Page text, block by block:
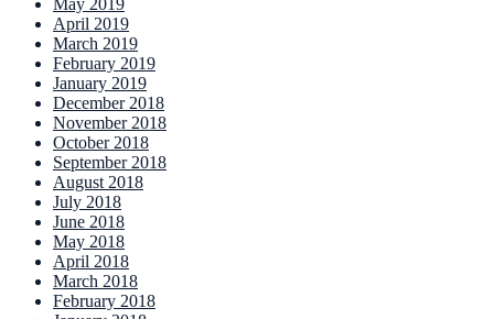
May 2019
April 2019
March 2019
February 2019
January 2019
December 2018
November 2018
October 2018
September 2018
August 2018
July 2018
June 2018
May 2018
April 2018
March 2018
February 2018